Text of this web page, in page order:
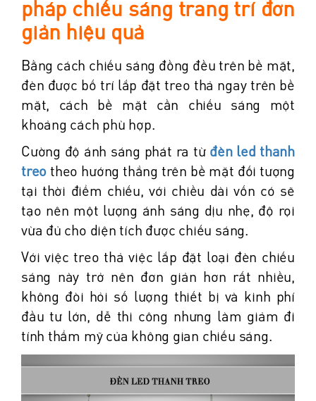
pháp chiếu sáng trang trí đơn
giản hiệu quả
Bằng cách chiếu sáng đồng đều trên bề mặt,
đèn được bố trí lắp đặt treo thả ngay trên bề
mặt, cách bề mặt cần chiếu sáng một
khoảng cách phù hợp.
Cường độ ánh sáng phát ra từ đèn led thanh
treo theo hướng thẳng trên bề mặt đối tượng
tại thời điểm chiếu, với chiều dài vốn có sẽ
tạo nên một lượng ánh sáng dịu nhẹ, độ rọi
vừa đủ cho diện tích được chiếu sáng.
Với việc treo thả việc lắp đặt loại đèn chiếu
sáng này trở nên đơn giản hơn rất nhiều,
không đòi hỏi số lượng thiết bị và kinh phí
đầu tư lớn, dễ thi công nhưng làm giảm đi
tính thẩm mỹ của không gian chiếu sáng.